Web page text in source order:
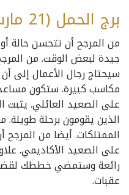
برج الحمل (21 مارس – 20 أبريل)
من المرجح أن تتحسن حالة
جيدة لبعض الوقت. من
سيحتاج رجال الأعمال إلى
مكاسب كبيرة. ستكون
على الصعيد العائلي. يثبت
الذين يقومون برحلة
الممتلكات. أيضا من
على الصعيد الأكاديمي.
رائعة وستمضي خططك
عقبات.